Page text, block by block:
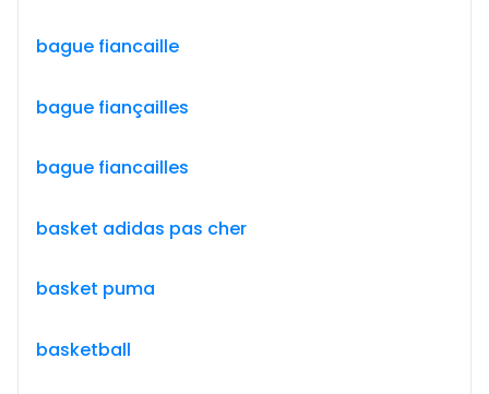
bague fiancaille
bague fiançailles
bague fiancailles
basket adidas pas cher
basket puma
basketball